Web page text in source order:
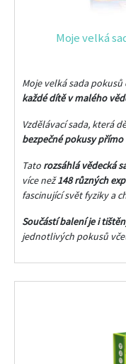
Moje velká
Moje velká sada
každé dítě v malého
Vzdělávací sada, která
bezpečné pokusy
Tato rozsáhlá vědecká
více než148 různých
fascinující svět fyziky a
Součástí balení je i
jednotlivých pokusů